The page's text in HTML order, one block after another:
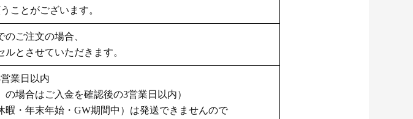
ことがございます。
ご注文の場合、
とさせていただきます。
業日以内
場合はご入金を確認後の3営業日以内）
・年末年始・GW期間中）は発送できませんので